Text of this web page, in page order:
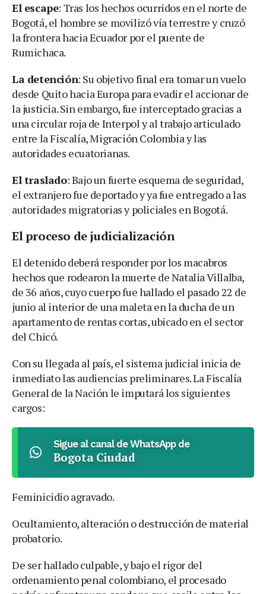
El escape: Tras los hechos ocurridos en el norte de
Bogotá, el hombre se movilizó vía terrestre y cruzó
la frontera hacia Ecuador por el puente de
Rumichaca.
La detención: Su objetivo final era tomar un vuelo
desde Quito hacia Europa para evadir el accionar de
la justicia. Sin embargo, fue interceptado gracias a
una circular roja de Interpol y al trabajo articulado
entre la Fiscalía, Migración Colombia y las
autoridades ecuatorianas.
El traslado: Bajo un fuerte esquema de seguridad,
el extranjero fue deportado y ya fue entregado a las
autoridades migratorias y policiales en Bogotá.
El proceso de judicialización
El detenido deberá responder por los macabros
hechos que rodearon la muerte de Natalia Villalba,
de 36 años, cuyo cuerpo fue hallado el pasado 22 de
junio al interior de una maleta en la ducha de un
apartamento de rentas cortas, ubicado en el sector
del Chicó.
Con su llegada al país, el sistema judicial inicia de
inmediato las audiencias preliminares. La Fiscalía
General de la Nación le imputará los siguientes
cargos:
Sigue al canal de WhatsApp de
Bogota Ciudad
Feminicidio agravado.
Ocultamiento, alteración o destrucción de material
probatorio.
De ser hallado culpable, y bajo el rigor del
ordenamiento penal colombiano, el procesado